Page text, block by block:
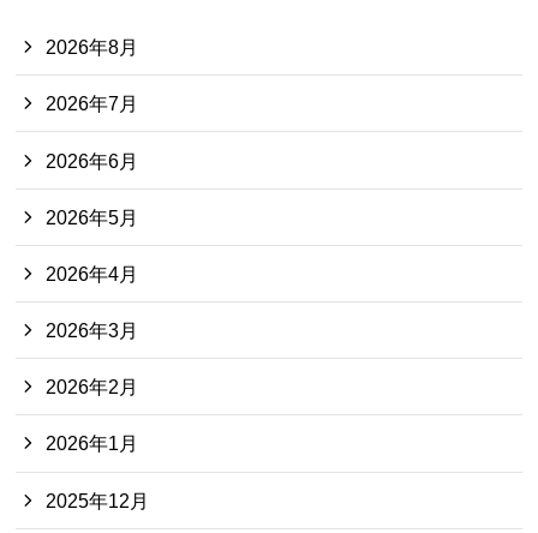
2026年8月
2026年7月
2026年6月
2026年5月
2026年4月
2026年3月
2026年2月
2026年1月
2025年12月